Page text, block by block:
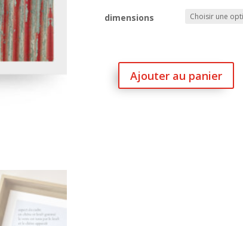
dimensions
quantitéAjouter au panier